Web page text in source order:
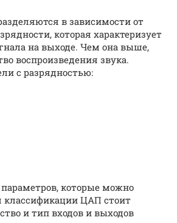
в зависимости от
которая характеризует
на выходе. Чем она выше,
воспроизведения звука.
с разрядностью:
которые можно
классификации ЦАП стоит
и тип входов и выходов